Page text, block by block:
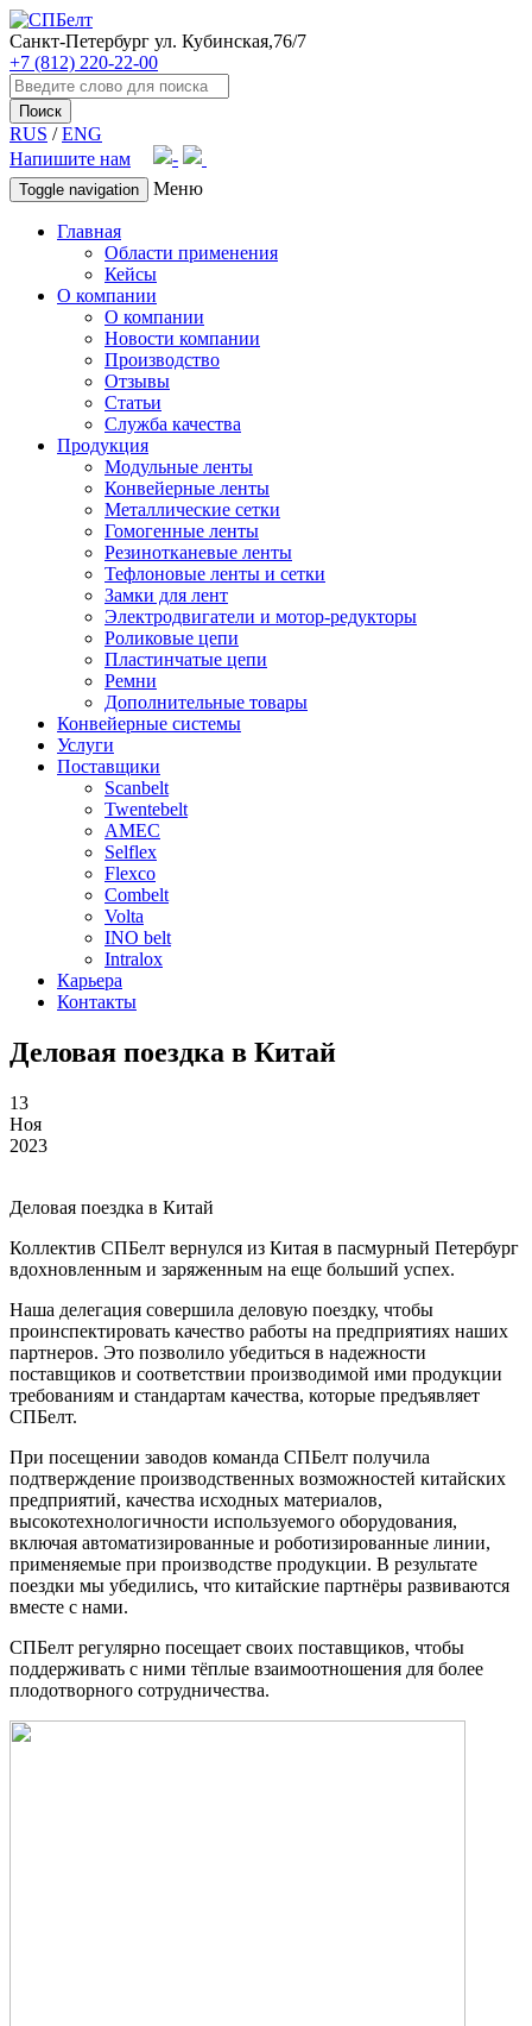
Санкт-Петербург ул. Кубинская,76/7
+7 (812) 220-22-00
Поиск
RUS /ENG
Напишите нам
Toggle navigation Меню
Главная
Области применения
Кейсы
О компании
О компании
Новости компании
Производство
Отзывы
Статьи
Служба качества
Продукция
Модульные ленты
Конвейерные ленты
Металлические сетки
Гомогенные ленты
Резинотканевые ленты
Тефлоновые ленты и сетки
Замки для лент
Электродвигатели и мотор-редукторы
Роликовые цепи
Пластинчатые цепи
Ремни
Дополнительные товары
Конвейерные системы
Услуги
Поставщики
Scanbelt
Twentebelt
АMEC
Selflex
Flexco
Combelt
Volta
INO belt
Intralox
Карьера
Контакты
Деловая поездка в Китай
13
Ноя
2023
Деловая поездка в Китай
Коллектив СПБелт вернулся из Китая в пасмурный Петербург
вдохновленным и заряженным на еще больший успех.
Наша делегация совершила деловую поездку, чтобы
проинспектировать качество работы на предприятиях наших
партнеров. Это позволило убедиться в надежности
поставщиков и соответствии производимой ими продукции
требованиям и стандартам качества, которые предъявляет
СПБелт.
При посещении заводов команда СПБелт получила
подтверждение производственных возможностей китайских
предприятий, качества исходных материалов,
высокотехнологичности используемого оборудования,
включая автоматизированные и роботизированные линии,
применяемые при производстве продукции. В результате
поездки мы убедились, что китайские партнёры развиваются
вместе с нами.
СПБелт регулярно посещает своих поставщиков, чтобы
поддерживать с ними тёплые взаимоотношения для более
плодотворного сотрудничества.